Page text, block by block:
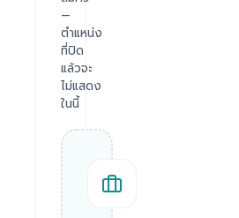
—
ตำแหน่ง
ที่ปิด
แล้วจะ
ไม่แสดง
ในนี้